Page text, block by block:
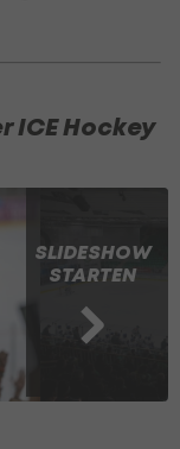
ICE Hockey
SLIDESHOW
STARTEN